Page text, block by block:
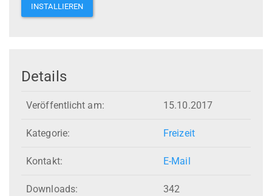
INSTALLIEREN
Details
Veröffentlicht am: 15.10.2017
Kategorie: Freizeit
Kontakt: E-Mail
Downloads: 342